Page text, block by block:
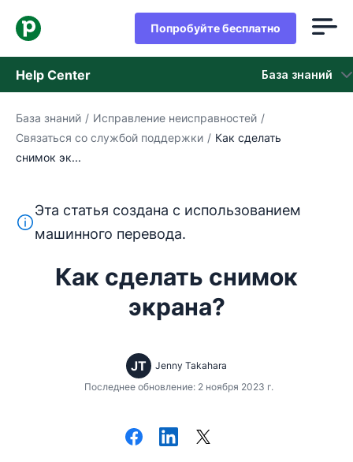
Попробуйте бесплатно
Help Center База знаний
База знаний
Состояние
База знаний / Исправление неисправностей /
Связаться со службой поддержки / Как сделать
снимок эк...
Этот текст переведен с английского языка с
Эта статья создана с использованием
машинного перевода.
Как сделать снимок
экрана?
JT
Jenny Takahara
Последнее обновление: 2 ноября 2023 г.